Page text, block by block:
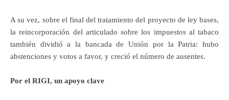
A su vez, sobre el final del tratamiento del proyecto de ley bases,
la reincorporación del articulado sobre los impuestos al tabaco
también dividió a la bancada de Unión por la Patria: hubo
abstenciones y votos a favor, y creció el número de ausentes.
Por el RIGI, un apoyo clave